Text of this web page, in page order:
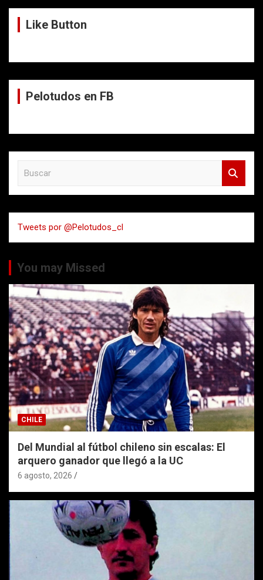
Like Button
Pelotudos en FB
a
r
Tweets por @Pelotudos_cl
You may Missed
CHILE
Del Mundial al fútbol chileno sin escalas: El
arquero ganador que llegó a la UC
6 agosto, 2026